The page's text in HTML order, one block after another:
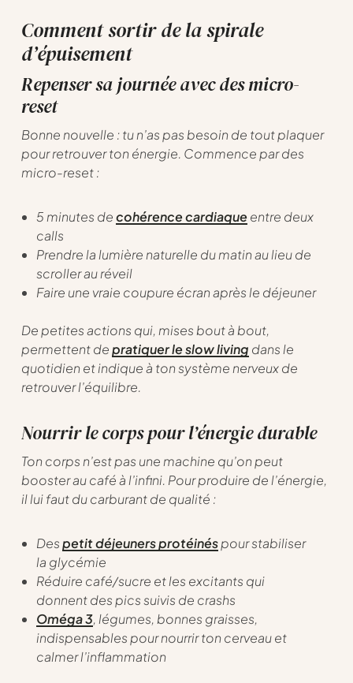
Comment sortir de la spirale
d’épuisement
Repenser sa journée avec des micro-
reset
Bonne nouvelle : tu n’as pas besoin de tout plaquer
pour retrouver ton énergie. Commence par des
micro-reset :
5 minutes decohérence cardiaqueentre deux
calls
Prendre la lumière naturelle du matin au lieu de
scroller au réveil
Faire une vraie coupure écran après le déjeuner
De petites actions qui, mises bout à bout,
permettent depratiquer le slow living dans le
quotidien et indique à ton système nerveux de
retrouver l’équilibre.
Nourrir le corps pour l’énergie durable
Ton corps n’est pas une machine qu’on peut
booster au café à l’infini. Pour produire de l’énergie,
il lui faut du carburant de qualité :
Despetit déjeuners protéinéspour stabiliser
la glycémie
Réduire café/sucre et les excitants qui
donnent des pics suivis de crashs
Oméga 3, légumes, bonnes graisses,
indispensables pour nourrir ton cerveau et
calmer l’inflammation